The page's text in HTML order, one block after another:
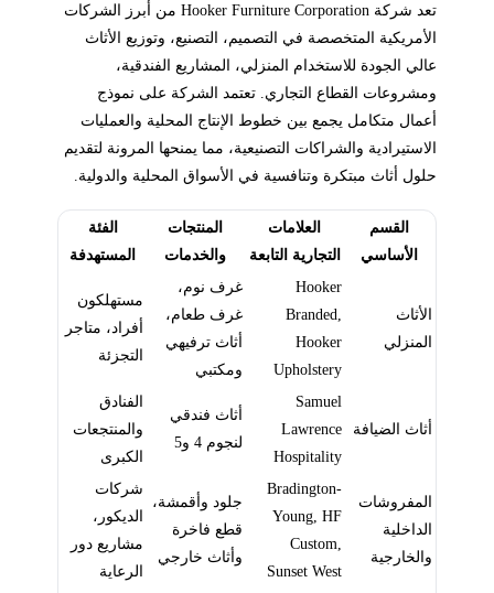
تعد شركة Hooker Furniture Corporation من أبرز الشركات
الأمريكية المتخصصة في التصميم، التصنيع، وتوزيع الأثاث
عالي الجودة للاستخدام المنزلي، المشاريع الفندقية،
ومشروعات القطاع التجاري. تعتمد الشركة على نموذج
أعمال متكامل يجمع بين خطوط الإنتاج المحلية والعمليات
الاستيرادية والشراكات التصنيعية، مما يمنحها المرونة لتقديم
حلول أثاث مبتكرة وتنافسية في الأسواق المحلية والدولية.
القسم
الأساسي
العلامات
التجارية التابعة
المنتجات
والخدمات
الفئة
المستهدفة
الأثاث
المنزلي
Hooker
Branded,
Hooker
Upholstery
غرف نوم،
غرف طعام،
أثاث ترفيهي
ومكتبي
مستهلكون
أفراد، متاجر
التجزئة
أثاث الضيافة
Samuel
Lawrence
Hospitality
أثاث فندقي
لنجوم 4 و5
الفنادق
والمنتجعات
الكبرى
المفروشات
الداخلية
والخارجية
Bradington-
Young, HF
Custom,
Sunset West
جلود وأقمشة،
قطع فاخرة
وأثاث خارجي
شركات
الديكور،
مشاريع دور
الرعاية